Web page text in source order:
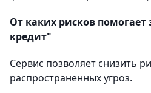
От каких рисков
кредит"
Сервис позволяет снизить
распространенных угроз.